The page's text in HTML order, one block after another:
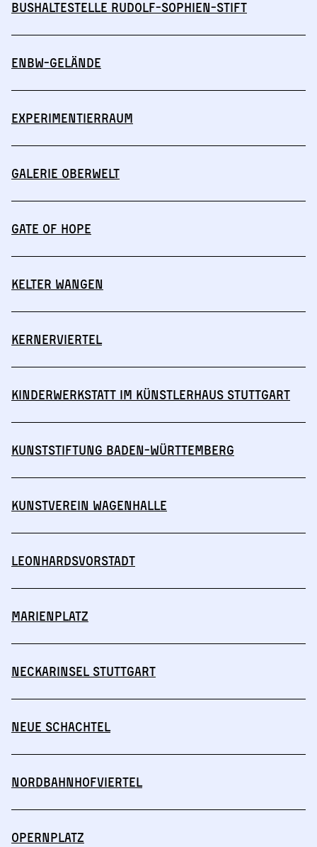
Bushaltestelle Rudolf-Sophien-Stift
ENBW-Gelände
Experimentierraum
Galerie Oberwelt
Gate of Hope
Kelter Wangen
Kernerviertel
Kinderwerkstatt im Künstlerhaus Stuttgart
Kunststiftung Baden-Württemberg
Kunstverein Wagenhalle
Leonhardsvorstadt
Marienplatz
Neckarinsel Stuttgart
Neue Schachtel
Nordbahnhofviertel
Opernplatz